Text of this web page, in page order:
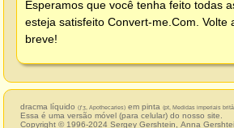
Esperamos que você tenha feito todas
esteja satisfeito Convert-me.Com .
breve!
dracma líquido (ƒʒ, Apothecaries) em pinta (pt, Medidas imperiais
Essa é uma versão móvel (para celular) do nosso site.
Copyright © 1996-2024 Sergey Gershtein Anna